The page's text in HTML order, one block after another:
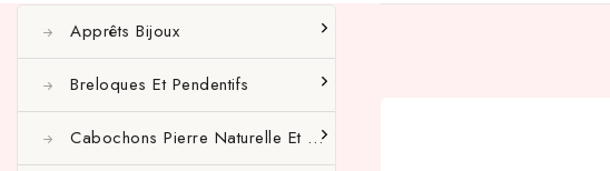
Apprêts Bijoux
Breloques Et Pendentifs
Cabochons Pierre Naturelle Et Autres